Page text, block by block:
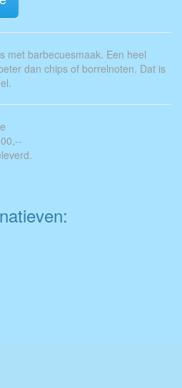
met barbecuesmaak. Een heel
dan chips of borrelnoten. Dat is